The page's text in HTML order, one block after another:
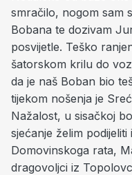
smračilo, nogom sam
Bobana te dozivam
posvijetle. Teško
šatorskom krilu do
da je naš Boban bio
tijekom nošenja je
Nažalost, u sisačkoj
sjećanje želim
Domovinskoga rata,
dragovoljci iz